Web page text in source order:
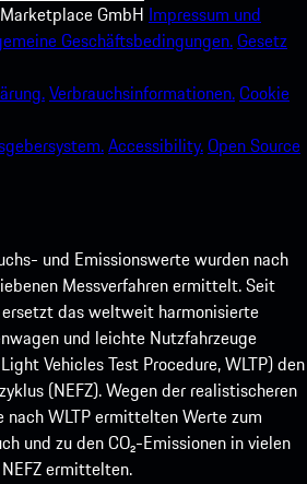
GmbH Impressum und
Geschäftsbedingungen.Gesetz
Verbrauchsinformationen.Cookie
Accessibility.Open Source
und Emissionswerte wurden nach
Messverfahren ermittelt. Seit
das weltweit harmonisierte
und leichte Nutzfahrzeuge
Vehicles Test Procedure, WLTP) den
(NEFZ). Wegen der realistischeren
nach WLTP ermittelten Werte zum
und zu den CO₂-Emissionen in vielen
ermittelten.